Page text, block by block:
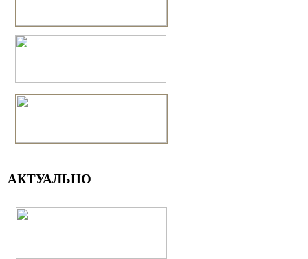
АКТУАЛЬНО